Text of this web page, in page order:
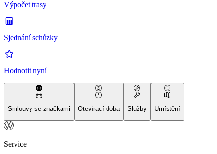
Výpočet trasy
Sjednání schůzky
Hodnotit nyní
Smlouvy se značkami Otevírací doba Služby Umístění
Service